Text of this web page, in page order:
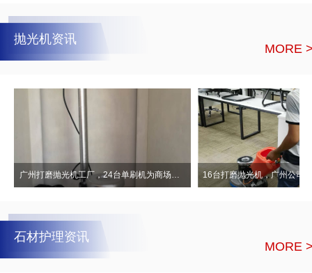
抛光机资讯
MORE
广州打磨抛光机工厂，24台单刷机为商场提高抛光研磨效率！
石材护理资讯
MORE